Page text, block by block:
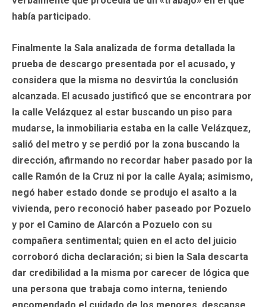
había participado.
Finalmente la Sala analizada de forma detallada la
prueba de descargo presentada por el acusado, y
considera que la misma no desvirtúa la conclusión
alcanzada. El acusado justificó que se encontrara por
la calle Velázquez al estar buscando un piso para
mudarse, la inmobiliaria estaba en la calle Velázquez,
salió del metro y se perdió por la zona buscando la
dirección, afirmando no recordar haber pasado por la
calle Ramón de la Cruz ni por la calle Ayala; asimismo,
negó haber estado donde se produjo el asalto a la
vivienda, pero reconoció haber paseado por Pozuelo
y por el Camino de Alarcón a Pozuelo con su
compañera sentimental; quien en el acto del juicio
corroboró dicha declaración; si bien la Sala descarta
dar credibilidad a la misma por carecer de lógica que
una persona que trabaja como interna, teniendo